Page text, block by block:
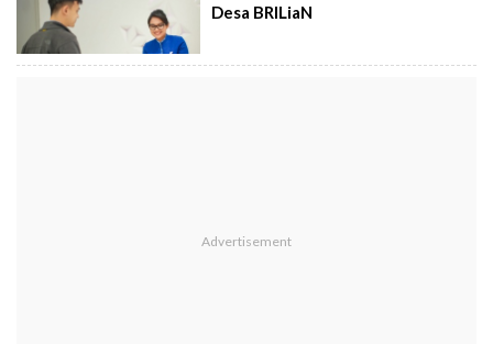
Desa BRILiaN